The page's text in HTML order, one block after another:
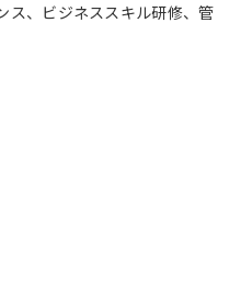
ス、ビジネススキル研修、管